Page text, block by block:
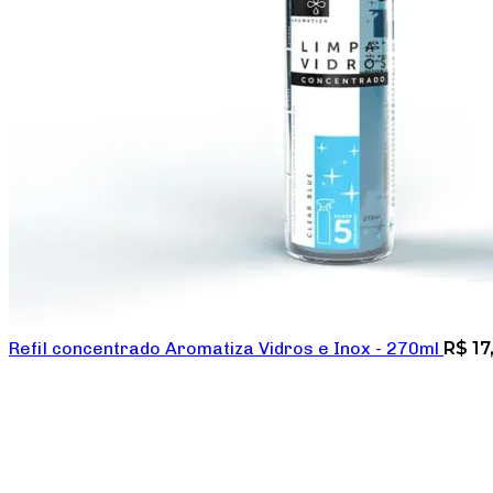
Refil concentrado Aromatiza Vidros e Inox - 270ml R$